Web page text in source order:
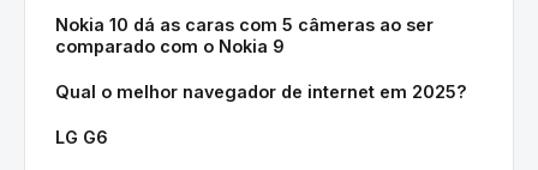
Nokia 10 dá as caras com 5 câmeras ao ser
comparado com o Nokia 9
Qual o melhor navegador de internet em 2025?
LG G6